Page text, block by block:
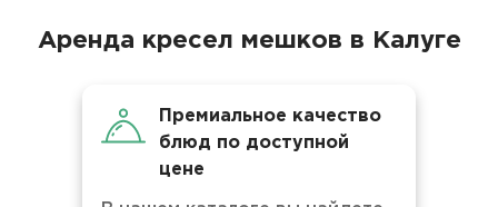
Аренда кресел мешков в Калуге
Премиальное качество
блюд по доступной
цене